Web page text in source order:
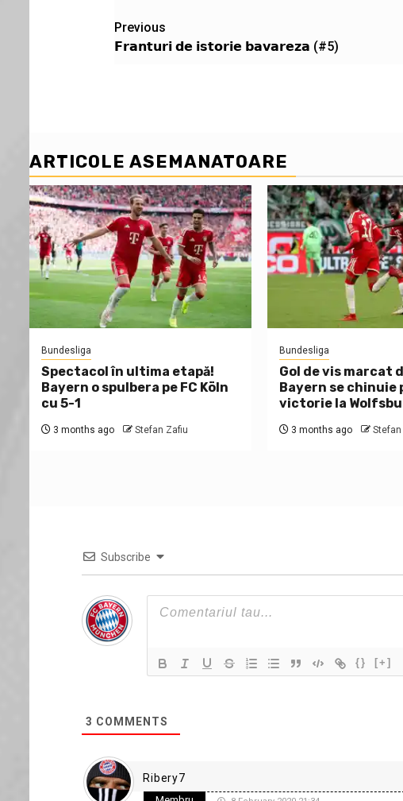
Post
navigation
Previous
𝗙𝗿𝗮𝗻𝘁𝘂𝗿𝗶 𝗱𝗲 𝗶𝘀𝘁𝗼𝗿𝗶𝗲 𝗯𝗮𝘃𝗮𝗿𝗲𝘇𝗮 (#5)
ARTICOLE ASEMANATOARE
Bundesliga
Spectacol în ultima etapă!
Bayern o spulbera pe FC Köln
cu 5-1
3 months ago Stefan Zafiu
Bundesliga
Gol de vis marcat
Bayern se chinuie
victorie la
3 months ago Stefan
Subscribe
{} [+]
3 COMMENTS
Ribery7